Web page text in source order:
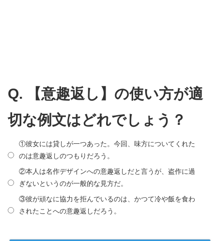
Q. 【意趣返し】の使い方が適
切な例文はどれでしょう？
①彼女には貸しが一つあった。今回、味方についてくれた
のは意趣返しのつもりだろう。
②本人は名作デザインへの意趣返しだと言うが、盗作に過
ぎないというのが一般的な見方だ。
③彼が頑なに協力を拒んでいるのは、かつて冷や飯を食わ
されたことへの意趣返しだろう。